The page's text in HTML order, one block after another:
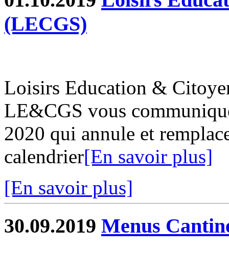
(LECGS)
Loisirs Education &
LE&CGS vous
2020 qui annule et
calendrier[En savoir plus]
[En savoir plus]
30.09.2019 Menus